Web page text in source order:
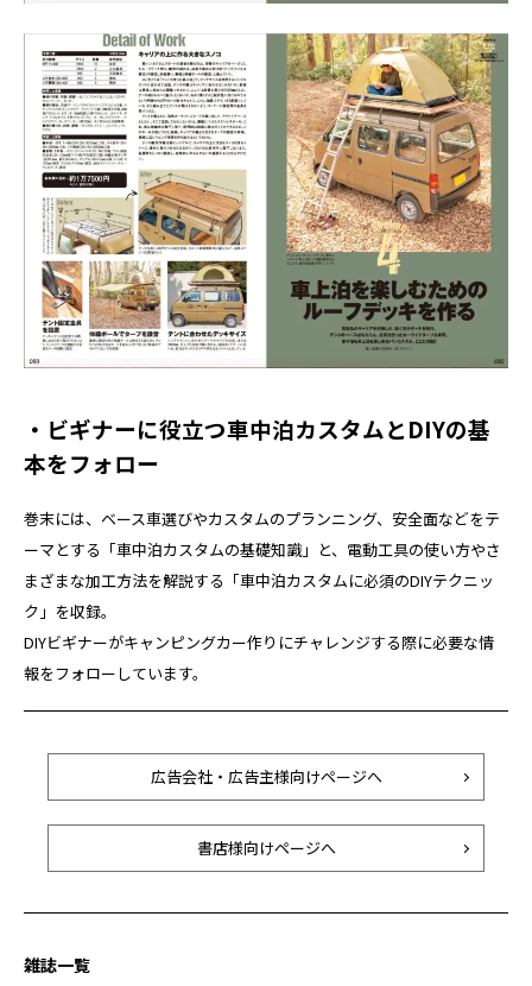
・ビギナーに役立つ車中泊カスタムとDIYの基
本をフォロー
巻末には、ベース車選びやカスタムのプランニング、安全面などをテ
ーマとする「車中泊カスタムの基礎知識」と、電動工具の使い方やさ
まざまな加工方法を解説する「車中泊カスタムに必須のDIYテクニッ
ク」を収録。
DIYビギナーがキャンピングカー作りにチャレンジする際に必要な情
報をフォローしています。
広告会社・広告主様向けページへ
書店様向けページへ
雑誌一覧